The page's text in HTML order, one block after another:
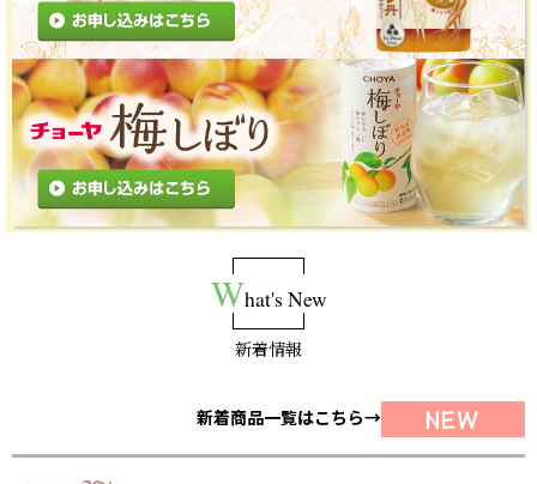
What's New
新着情報
新着商品一覧はこちら→